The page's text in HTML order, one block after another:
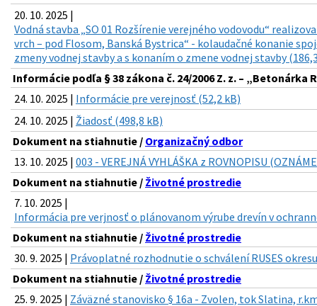
20. 10. 2025 |
Vodná stavba „SO 01 Rozšírenie verejného vodovodu“
vrch – pod Flosom, Banská Bystrica“ - kolaudačné konanie
zmeny vodnej stavby a s konaním o zmene vodnej stavby
Informácie podľa § 38 zákona č. 24/2006 Z. z. – „Betonárka
24. 10. 2025 | Informácie pre verejnosť (52,2 kB)
24. 10. 2025 | Žiadosť (498,8 kB)
Dokument na stiahnutie / Organizačný odbor
13. 10. 2025 | 003 - VEREJNÁ VYHLÁŠKA z ROVNOPISU
Dokument na stiahnutie / Životné prostredie
7. 10. 2025 |
Informácia pre verjnosť o plánovanom výrube drevín v
Dokument na stiahnutie / Životné prostredie
30. 9. 2025 | Právoplatné rozhodnutie o schválení RUSES
Dokument na stiahnutie / Životné prostredie
25. 9. 2025 | Záväzné stanovisko § 16a - Zvolen, tok Slatina,